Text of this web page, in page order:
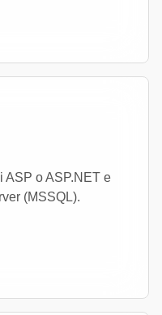
ASP o ASP.NET e
(MSSQL).